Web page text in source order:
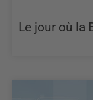
Le jour où la